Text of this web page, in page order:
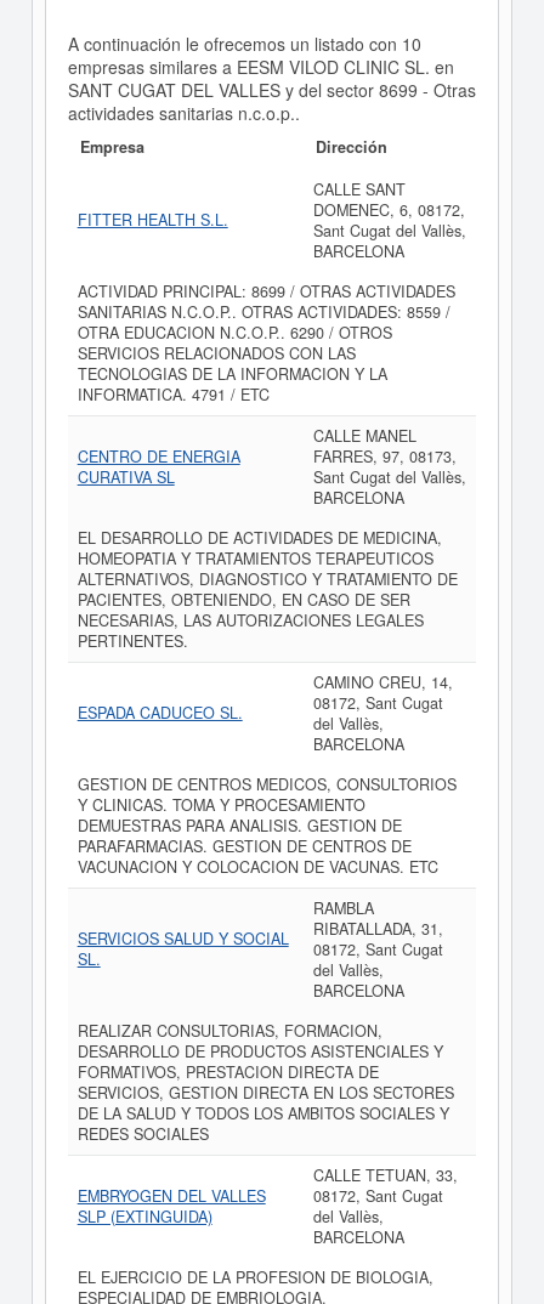
A continuación le ofrecemos un listado con 10
empresas similares a EESM VILOD CLINIC SL. en
SANT CUGAT DEL VALLES y del sector 8699 - Otras
actividades sanitarias n.c.o.p..
Empresa Dirección
FITTER HEALTH S.L.
CALLE SANT
DOMENEC, 6, 08172,
Sant Cugat del Vallès,
BARCELONA
ACTIVIDAD PRINCIPAL: 8699 / OTRAS ACTIVIDADES
SANITARIAS N.C.O.P.. OTRAS ACTIVIDADES: 8559 /
OTRA EDUCACION N.C.O.P.. 6290 / OTROS
SERVICIOS RELACIONADOS CON LAS
TECNOLOGIAS DE LA INFORMACION Y LA
INFORMATICA. 4791 / ETC
CENTRO DE ENERGIA
CURATIVA SL
CALLE MANEL
FARRES, 97, 08173,
Sant Cugat del Vallès,
BARCELONA
EL DESARROLLO DE ACTIVIDADES DE MEDICINA,
HOMEOPATIA Y TRATAMIENTOS TERAPEUTICOS
ALTERNATIVOS, DIAGNOSTICO Y TRATAMIENTO DE
PACIENTES, OBTENIENDO, EN CASO DE SER
NECESARIAS, LAS AUTORIZACIONES LEGALES
PERTINENTES.
ESPADA CADUCEO SL.
CAMINO CREU, 14,
08172, Sant Cugat
del Vallès,
BARCELONA
GESTION DE CENTROS MEDICOS, CONSULTORIOS
Y CLINICAS. TOMA Y PROCESAMIENTO
DEMUESTRAS PARA ANALISIS. GESTION DE
PARAFARMACIAS. GESTION DE CENTROS DE
VACUNACION Y COLOCACION DE VACUNAS. ETC
SERVICIOS SALUD Y SOCIAL
SL.
RAMBLA
RIBATALLADA, 31,
08172, Sant Cugat
del Vallès,
BARCELONA
REALIZAR CONSULTORIAS, FORMACION,
DESARROLLO DE PRODUCTOS ASISTENCIALES Y
FORMATIVOS, PRESTACION DIRECTA DE
SERVICIOS, GESTION DIRECTA EN LOS SECTORES
DE LA SALUD Y TODOS LOS AMBITOS SOCIALES Y
REDES SOCIALES
EMBRYOGEN DEL VALLES
SLP (EXTINGUIDA)
CALLE TETUAN, 33,
08172, Sant Cugat
del Vallès,
BARCELONA
EL EJERCICIO DE LA PROFESION DE BIOLOGIA,
ESPECIALIDAD DE EMBRIOLOGIA.